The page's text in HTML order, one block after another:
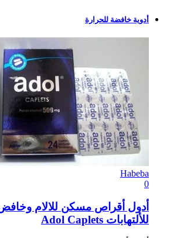
أدوية خافضة للحرارة
Habeba
0
أدول أقراص مسكن للالام
للألتهابات Adol Caplets